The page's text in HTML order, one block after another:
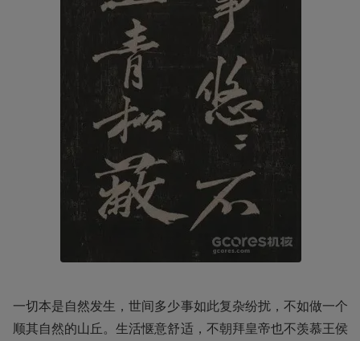
一切本是自然发生，世间多少事如此复杂纷扰，不如做一个
顺其自然的山丘。生活惬意舒适，不朝拜皇帝也不羡慕王侯